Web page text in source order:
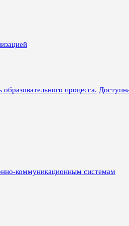
процесса.
коммуникационным системам